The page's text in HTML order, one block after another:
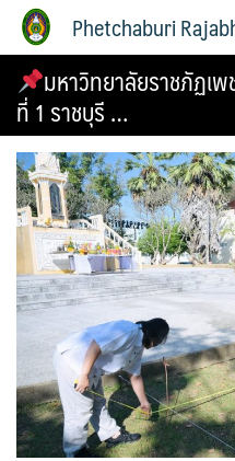
Phetchaburi
มหาวิทยาลัยราชภัฏเ
ที่ 1 ราชบุรี …